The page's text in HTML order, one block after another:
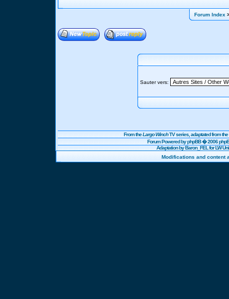
Forum Index
Sauter vers:
From theLargo WinchTV series, adaptated from
Forum Powered byphpBB� 2006
Adaptation by Baron_FEL for LW
Modifications and content